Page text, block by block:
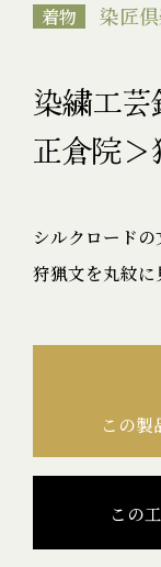
着物 染匠
染繍工
正倉院＞
シルクロード
狩猟文を丸紋に
この製
この